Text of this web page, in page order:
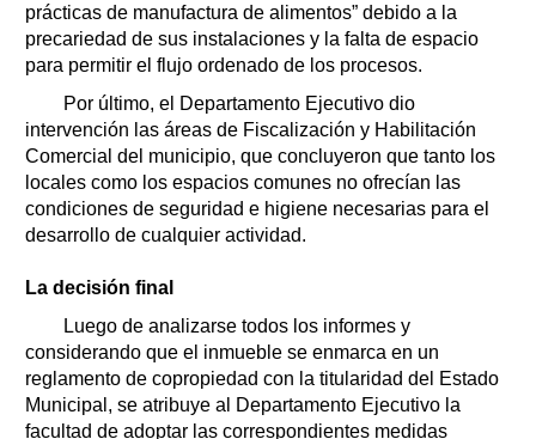
prácticas de manufactura de alimentos” debido a la
precariedad de sus instalaciones y la falta de espacio
para permitir el flujo ordenado de los procesos.
Por último, el Departamento Ejecutivo dio
intervención las áreas de Fiscalización y Habilitación
Comercial del municipio, que concluyeron que tanto los
locales como los espacios comunes no ofrecían las
condiciones de seguridad e higiene necesarias para el
desarrollo de cualquier actividad.
La decisión final
Luego de analizarse todos los informes y
considerando que el inmueble se enmarca en un
reglamento de copropiedad con la titularidad del Estado
Municipal, se atribuye al Departamento Ejecutivo la
facultad de adoptar las correspondientes medidas